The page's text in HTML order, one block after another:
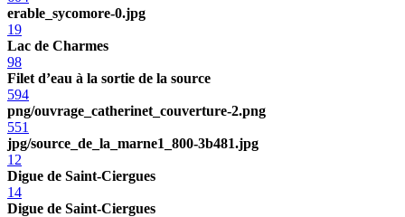
erable_sycomore-0.jpg
19
Lac de Charmes
98
Filet d’eau à la sortie de la source
594
png/ouvrage_catherinet_couverture-2.png
551
jpg/source_de_la_marne1_800-3b481.jpg
12
Digue de Saint-Ciergues
14
Digue de Saint-Ciergues